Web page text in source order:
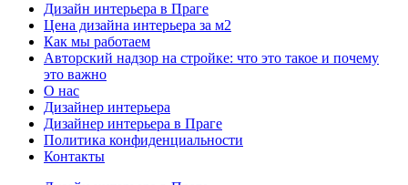
Дизайн интерьера в Праге
Цена дизайна интерьера за м2
Как мы работаем
Авторский надзор на стройке: что это такое и почему
это важно
О нас
Дизайнер интерьера
Дизайнер интерьера в Праге
Политика конфиденциальности
Контакты